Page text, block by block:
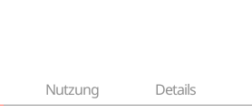
Nutzung Details